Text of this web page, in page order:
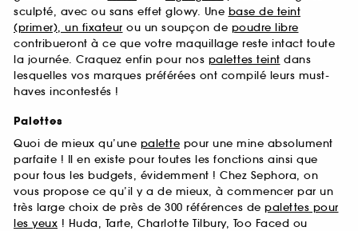
sculpté, avec ou sans effet glowy. Une base de teint
(primer), un fixateur ou un soupçon de poudre libre
contribueront à ce que votre maquillage reste intact toute
la journée. Craquez enfin pour nos palettes teint dans
lesquelles vos marques préférées ont compilé leurs must-
haves incontestés !
Palettes
Quoi de mieux qu’une palette pour une mine absolument
parfaite ! Il en existe pour toutes les fonctions ainsi que
pour tous les budgets, évidemment ! Chez Sephora, on
vous propose ce qu’il y a de mieux, à commencer par un
très large choix de près de 300 références de palettes pour
les yeux ! Huda, Tarte, Charlotte Tilbury, Too Faced ou